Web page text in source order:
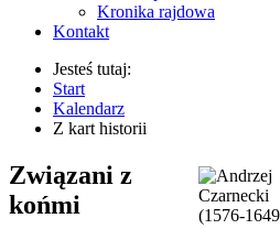
Kronika rajdowa
Kontakt
Jesteś tutaj:
Start
Kalendarz
Z kart historii
Związani z
końmi